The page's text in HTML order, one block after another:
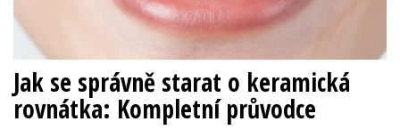
Jak se správně starat o keramická
rovnátka: Kompletní průvodce